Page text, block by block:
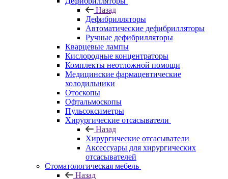
Назад
Дефибрилляторы
Автоматические дефибрилляторы
Ручные дефибрилляторы
Кварцевые лампы
Кислородные концентраторы
Комплекты неотложной помощи
Медицинские фармацевтические
холодильники
Отоскопы
Офтальмоскопы
Пульсоксиметры
Хирургические отсасыватели
Назад
Хирургические отсасыватели
Аксессуары для хирургических
отсасывателей
Стоматологическая мебель
Назад